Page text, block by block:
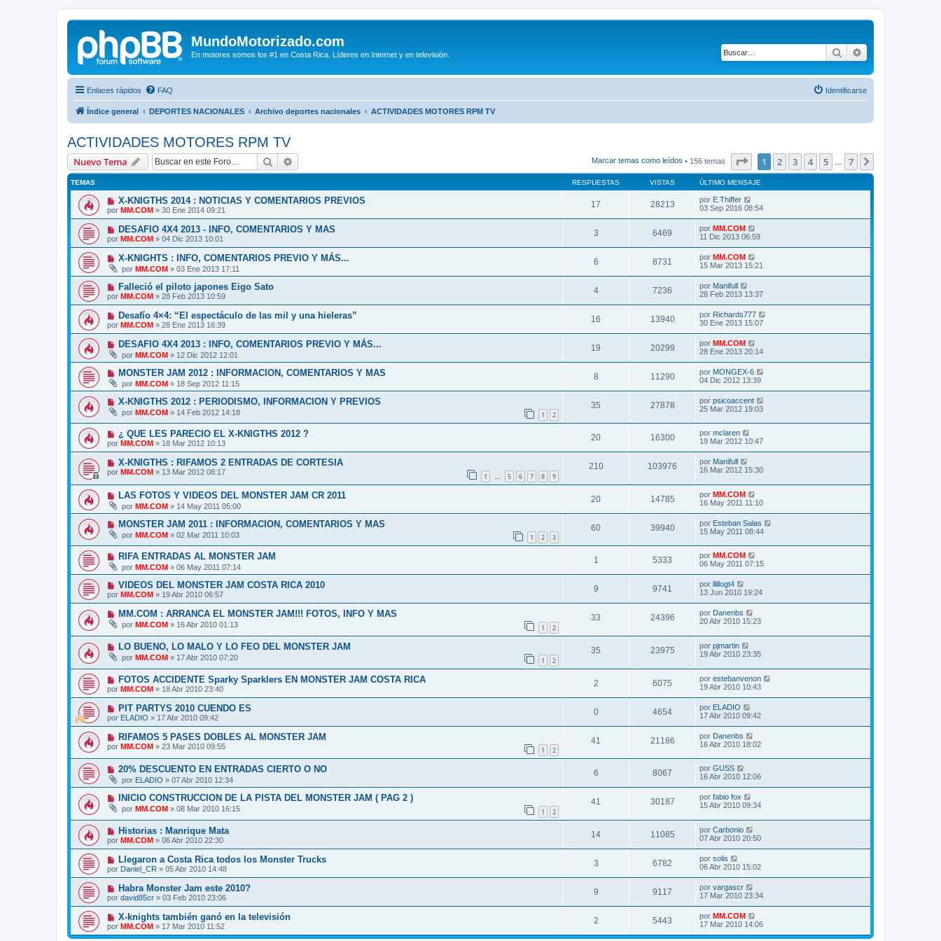
MundoMotorizado.com
En motores somos los #1 en Costa Rica. Líderes en Internet y en televisión. Buscar
Enlaces rápidos FAQ Identificarse
Índice general DEPORTES NACIONALES Archivo deportes nacionales ACTIVIDADES MOTORES RPM TV
ACTIVIDADES MOTORES RPM TV
Nuevo Tema Buscar Marcar temas como leídos • 156 temas Página1 de
1 2 3 4 5 7
TEMAS RESPUESTAS VISTAS ÚLTIMO MENSAJE
X-KNIGTHS 2014 : NOTICIAS Y COMENTARIOS PREVIOS
por MM.COM » 30 Ene 2014 09:21
17 28213 por E.Thiffer
03 Sep 2016 08:54
DESAFIO 4X4 2013 - INFO, COMENTARIOS Y MAS
por MM.COM » 04 Dic 2013 10:01
3 6469 por MM.COM
11 Dic 2013 06:59
X-KNIGHTS : INFO, COMENTARIOS PREVIO Y MÁS...
por MM.COM » 03 Ene 2013 17:11
6 8731 por MM.COM
15 Mar 2013 15:21
Falleció el piloto japones Eigo Sato
por MM.COM » 28 Feb 2013 10:59
4 7236 por Manifull
28 Feb 2013 13:37
Desafío 4×4: “El espectáculo de las mil y una hieleras”
por MM.COM » 28 Ene 2013 16:39
16 13940 por Richards777
30 Ene 2013 15:07
DESAFIO 4X4 2013 : INFO, COMENTARIOS PREVIO Y MÁS...
por MM.COM » 12 Dic 2012 12:01
19 20299 por MM.COM
28 Ene 2013 20:14
MONSTER JAM 2012 : INFORMACION, COMENTARIOS Y MAS
por MM.COM » 18 Sep 2012 11:15
8 11290 por MONGEX-6
04 Dic 2012 13:39
X-KNIGTHS 2012 : PERIODISMO, INFORMACION Y PREVIOS
por MM.COM » 14 Feb 2012 14:18 1 2
35 27878 por psicoaccent
25 Mar 2012 19:03
¿ QUE LES PARECIO EL X-KNIGTHS 2012 ?
por MM.COM » 18 Mar 2012 10:13
20 16300 por mclaren
19 Mar 2012 10:47
X-KNIGTHS : RIFAMOS 2 ENTRADAS DE CORTESIA
por MM.COM » 13 Mar 2012 08:17 1 … 5 6 7 8 9
210 103976 por Manifull
16 Mar 2012 15:30
LAS FOTOS Y VIDEOS DEL MONSTER JAM CR 2011
por MM.COM » 14 May 2011 05:00
20 14785 por MM.COM
16 May 2011 11:10
MONSTER JAM 2011 : INFORMACION, COMENTARIOS Y MAS
por MM.COM » 02 Mar 2011 10:03 1 2 3
60 39940 por Esteban Salas
15 May 2011 08:44
RIFA ENTRADAS AL MONSTER JAM
por MM.COM » 06 May 2011 07:14
1 5333 por MM.COM
06 May 2011 07:15
VIDEOS DEL MONSTER JAM COSTA RICA 2010
por MM.COM » 19 Abr 2010 06:57
9 9741 por llillogt4
13 Jun 2010 19:24
MM.COM : ARRANCA EL MONSTER JAM!!! FOTOS, INFO Y MAS
por MM.COM » 16 Abr 2010 01:13 1 2
33 24396 por Danenbs
20 Abr 2010 15:23
LO BUENO, LO MALO Y LO FEO DEL MONSTER JAM
por MM.COM » 17 Abr 2010 07:20 1 2
35 23975 por pjmartin
19 Abr 2010 23:35
FOTOS ACCIDENTE Sparky Sparklers EN MONSTER JAM COSTA RICA
por MM.COM » 18 Abr 2010 23:40
2 6075 por estebanvenon
19 Abr 2010 10:43
PIT PARTYS 2010 CUENDO ES
por ELADIO » 17 Abr 2010 09:42
0 4654 por ELADIO
17 Abr 2010 09:42
RIFAMOS 5 PASES DOBLES AL MONSTER JAM
por MM.COM » 23 Mar 2010 09:55 1 2
41 21186 por Danenbs
16 Abr 2010 18:02
20% DESCUENTO EN ENTRADAS CIERTO O NO
por ELADIO » 07 Abr 2010 12:34
6 8067 por GUSS
16 Abr 2010 12:06
INICIO CONSTRUCCION DE LA PISTA DEL MONSTER JAM ( PAG 2 )
por MM.COM » 08 Mar 2010 16:15 1 2
41 30187 por fabio fox
15 Abr 2010 09:34
Historias : Manrique Mata
por MM.COM » 06 Abr 2010 22:30
14 11085 por Carbonio
07 Abr 2010 20:50
Llegaron a Costa Rica todos los Monster Trucks
por Daniel_CR » 05 Abr 2010 14:48
3 6782 por solis
06 Abr 2010 15:02
Habra Monster Jam este 2010?
por david85cr » 03 Feb 2010 23:06
9 9117 por vargascr
17 Mar 2010 23:34
X-knights también ganó en la televisión
por MM.COM » 17 Mar 2010 11:52
2 5443 por MM.COM
17 Mar 2010 14:06